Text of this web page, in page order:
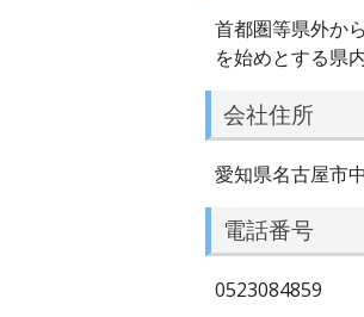
首都圏等県外か
を始めとする県
会社住所
愛知県名古屋市
電話番号
0523084859